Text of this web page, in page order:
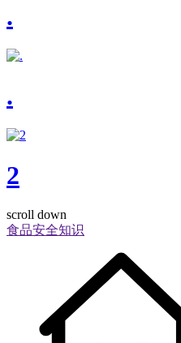
.
.
2
scroll down
食品安全知识